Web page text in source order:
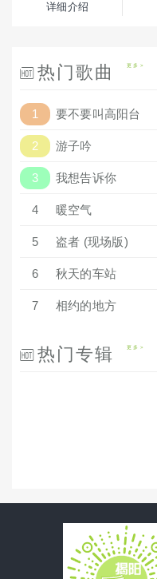
详细介绍
热门歌曲 更多
1 要不要叫高阳台
2 游子吟
3 我想告诉你
4 暖空气
5 盗者 (现场版)
6 秋天的车站
7 相约的地方
热门专辑 更多